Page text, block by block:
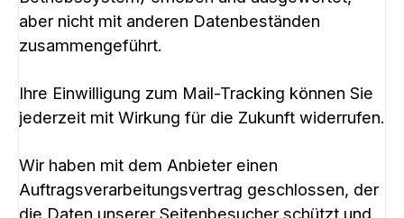
aber nicht mit anderen Datenbeständen
zusammengeführt.
Ihre Einwilligung zum Mail-Tracking können Sie
jederzeit mit Wirkung für die Zukunft widerrufen.
Wir haben mit dem Anbieter einen
Auftragsverarbeitungsvertrag geschlossen, der
die Daten unserer Seitenbesucher schützt und